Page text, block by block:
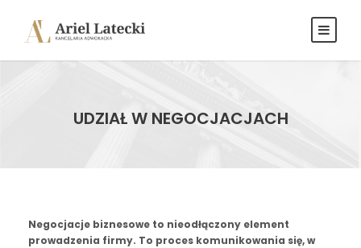
UDZIAŁ W NEGOCJACJACH
Negocjacje biznesowe to nieodłączony element
prowadzenia firmy. To proces komunikowania się, w